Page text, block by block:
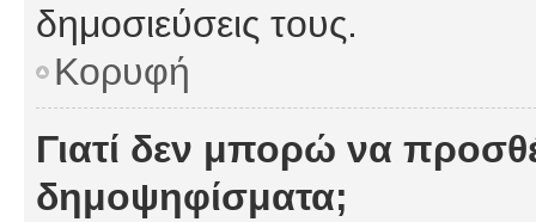
δημοσιεύσεις τους.
Κορυφή
Γιατί δεν μπορώ να
δημοψηφίσματα;